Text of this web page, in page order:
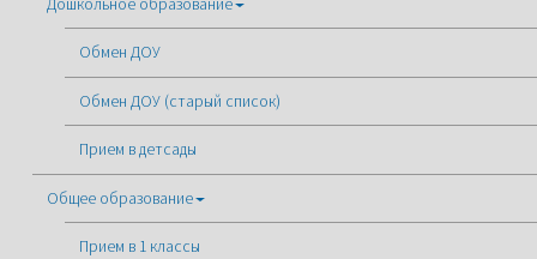
Обмен ДОУ
Обмен ДОУ (старый список)
Прием в детсады
Общее образование
Прием в 1 классы